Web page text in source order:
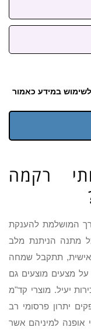
במידע כאמור
רקמה
המושלמת להענקת
מתנה הניתנת מלב
אישית, תתקבל שמחה
מצעים מוצעים גם
יעיל. מוצרי קד"מ
יתרון פרסומי רב
אופנה למיניהם אשר